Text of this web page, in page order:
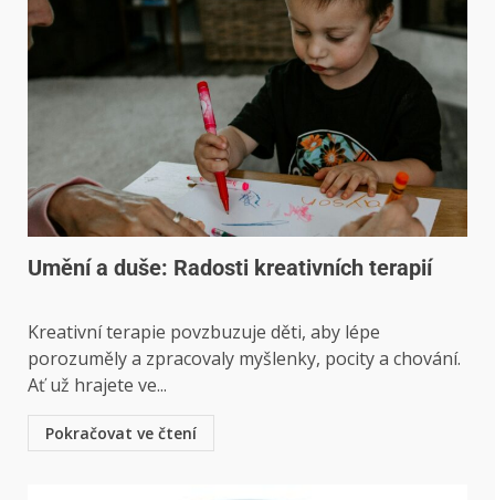
Umění a duše: Radosti kreativních terapií
Kreativní terapie povzbuzuje děti, aby lépe
porozuměly a zpracovaly myšlenky, pocity a chování.
Ať už hrajete ve...
Pokračovat ve čtení